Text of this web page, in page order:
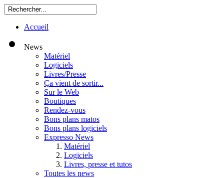
Accueil
News
Matériel
Logiciels
Livres/Presse
Ça vient de sortir...
Sur le Web
Boutiques
Rendez-vous
Bons plans matos
Bons plans logiciels
Expresso News
Matériel
Logiciels
Livres, presse et tutos
Toutes les news